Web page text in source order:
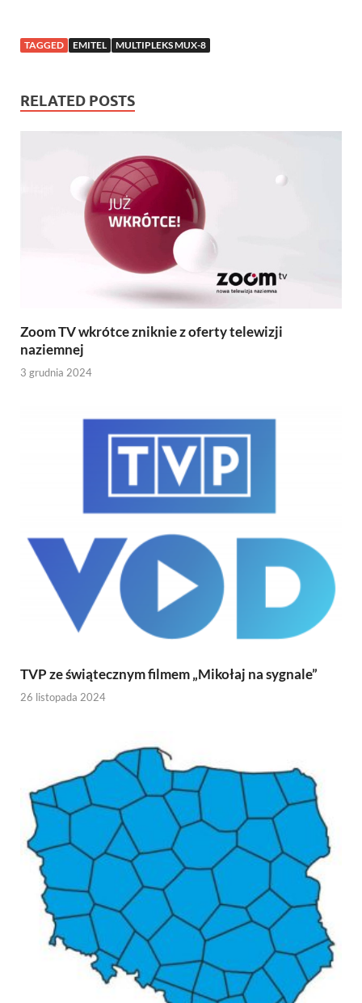
TAGGED EMITEL MULTIPLEKS MUX-8
RELATED POSTS
Zoom TV wkrótce zniknie z oferty telewizji
naziemnej
3 grudnia 2024
TVP ze świątecznym filmem „Mikołaj na sygnale”
26 listopada 2024